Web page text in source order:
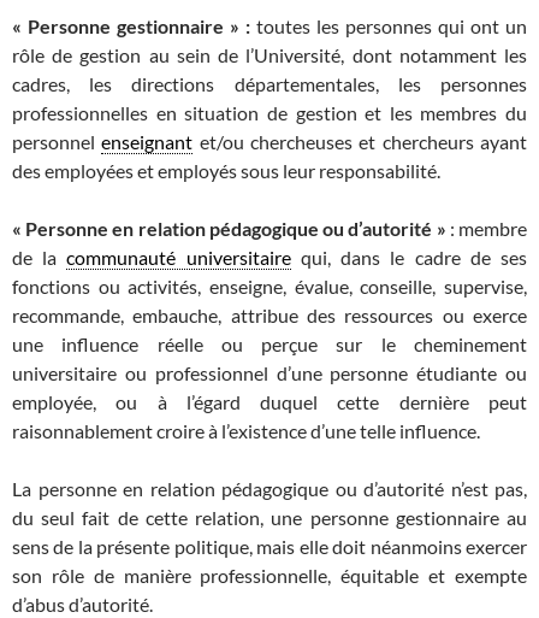
« Personne gestionnaire » : toutes les personnes qui ont un
rôle de gestion au sein de l’Université, dont notamment les
cadres, les directions départementales, les personnes
professionnelles en situation de gestion et les membres du
personnelenseignant et/ou chercheuses et chercheurs ayant
des employées et employés sous leur responsabilité.
« Personne en relation pédagogique ou d’autorité » : membre
de lacommunauté universitairequi, dans le cadre de ses
fonctions ou activités, enseigne, évalue, conseille, supervise,
recommande, embauche, attribue des ressources ou exerce
une influence réelle ou perçue sur le cheminement
universitaire ou professionnel d’une personne étudiante ou
employée, ou à l’égard duquel cette dernière peut
raisonnablement croire à l’existence d’une telle influence.
La personne en relation pédagogique ou d’autorité n’est pas,
du seul fait de cette relation, une personne gestionnaire au
sens de la présente politique, mais elle doit néanmoins exercer
son rôle de manière professionnelle, équitable et exempte
d’abus d’autorité.